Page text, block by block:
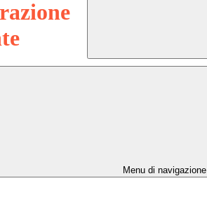
Menu di navigazione